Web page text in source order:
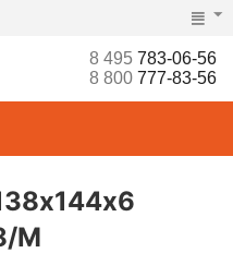
8 495783-06-56
8 800777-83-56
M